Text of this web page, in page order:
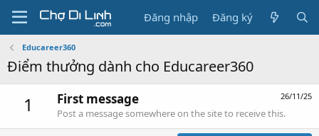
Đăng nhập Đăng ký
Educareer360
Điểm thưởng dành cho Educareer360
1 26/11/25
First message
Post a message somewhere on the site to receive this.